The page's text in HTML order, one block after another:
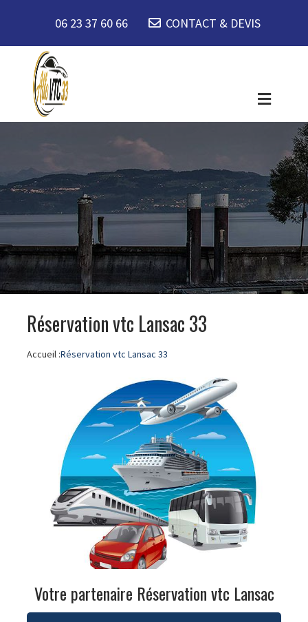
06 23 37 60 66 CONTACT & DEVIS
Réservation vtc Lansac 33
Accueil :Réservation vtc Lansac 33
Votre partenaire Réservation vtc Lansac